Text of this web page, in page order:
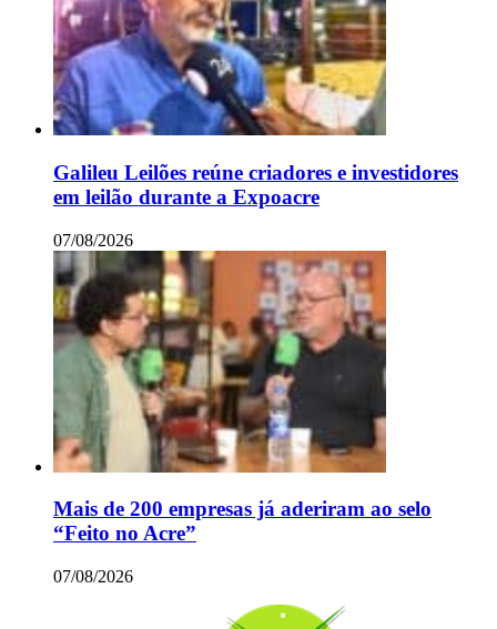
Galileu Leilões reúne criadores e investidores
em leilão durante a Expoacre
07/08/2026
Mais de 200 empresas já aderiram ao selo
“Feito no Acre”
07/08/2026